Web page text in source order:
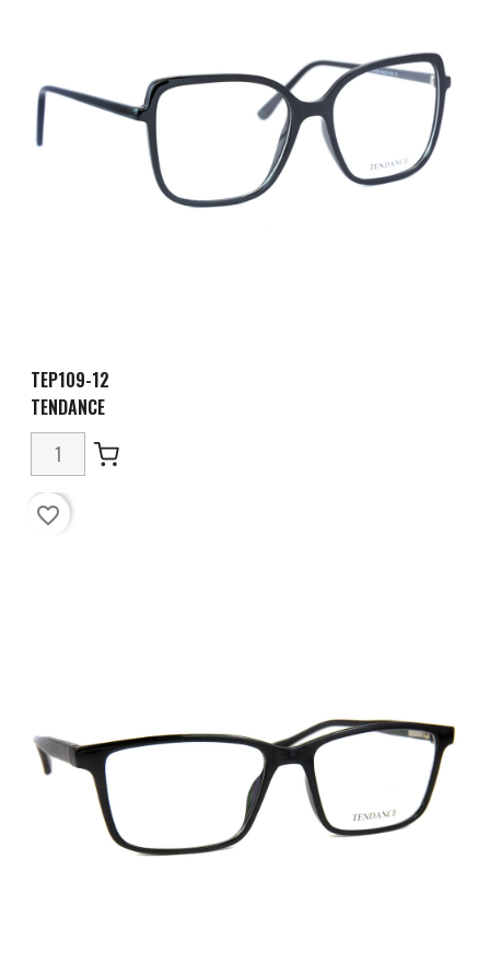
TEP109-12
TENDANCE
favorite_border